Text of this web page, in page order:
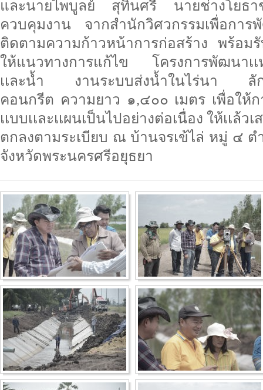
และนายไพบูลย์ สุทินศรี นายช่างโยธ
ควบคุมงาน จากสำนักวิศวกรรมเพื่อกา
ติดตามความก้าวหน้าการก่อสร้าง พร้อม
ให้แนวทางการแก้ไข โครงการพัฒนาเเ
เเละน้ำ งานระบบส่งน้ำในไร่นา ลัก
คอนกรีต ความยาว ๑,๔๐๐ เมตร เพื่อให้
เเบบเเละเเผนเป็นไปอย่างต่อเนื่อง ให้เเล้
ตกลงตามระเบียบ ณ บ้านจรเข้ไล่ หมู่ ๔ ต
จังหวัดพระนครศรีอยุธยา